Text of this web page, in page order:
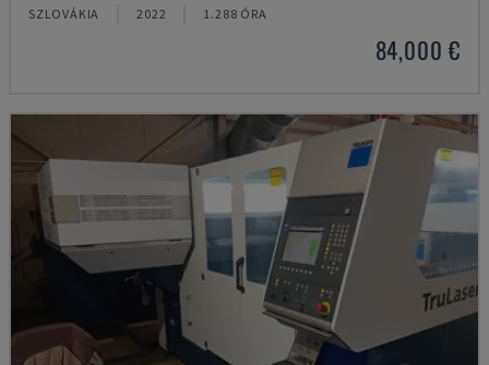
SZLOVÁKIA 2022 1.288 ÓRA
84,000 €